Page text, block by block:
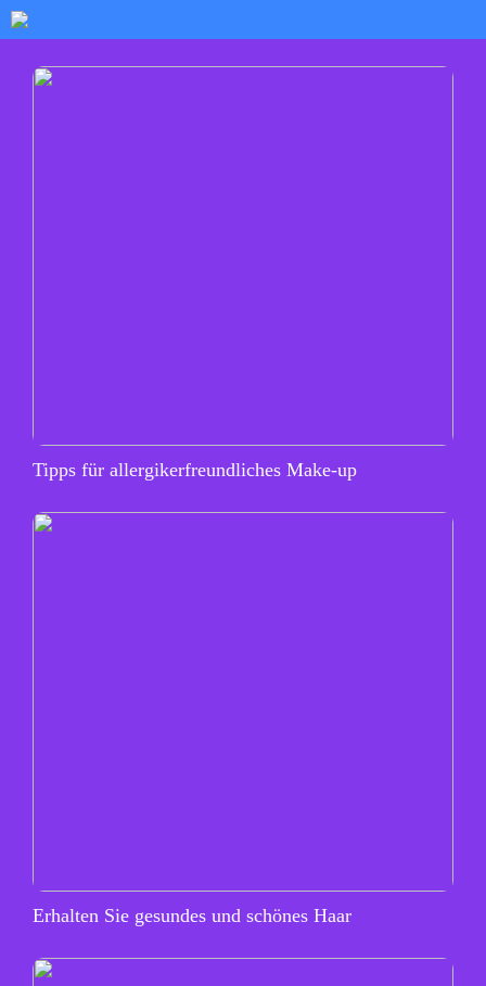
Tipps für allergikerfreundliches Make-up
Erhalten Sie gesundes und schönes Haar